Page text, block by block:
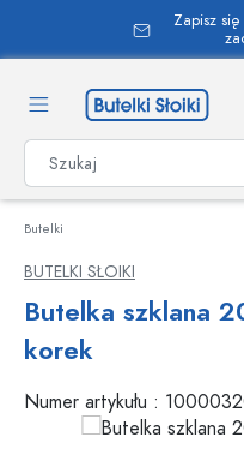
zawartości
Zapisz
Butelki
BUTELKI SŁOIKI
Butelka szklana
korek
Numer artykułu :